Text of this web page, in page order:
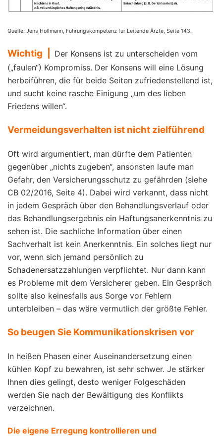
Quelle: Jens Hollmann, Führungskompetenz für Leitende Ärzte, Seite 143.
Wichtig |
Der Konsens ist zu unterscheiden vom
(„faulen“) Kompromiss. Der Konsens will eine Lösung
herbeiführen, die für beide Seiten zufriedenstellend ist,
und sucht keine rasche Einigung „um des lieben
Friedens willen“.
Vermeidungsverhalten ist nicht zielführend
Oft wird argumentiert, man dürfte dem Patienten
gegenüber „nichts zugeben“, ansonsten laufe man
Gefahr, den Versicherungsschutz zu gefährden (siehe
CB 02/2016, Seite 4). Dabei wird verkannt, dass nicht
in jedem Gespräch über den Behandlungsverlauf oder
das Behandlungsergebnis ein Haftungsanerkenntnis zu
sehen ist. Die sachliche Information über einen
Sachverhalt ist kein Anerkenntnis. Ein solches liegt nur
vor, wenn sich jemand persönlich zu
Schadenersatzzahlungen verpflichtet. Nur dann kann
es Probleme mit dem Versicherer geben. Ein Gespräch
sollte also keinesfalls aus Sorge vor Fehlern
unterbleiben – das wäre vermutlich der größte Fehler.
So beugen Sie Kommunikationskrisen vor
In heißen Phasen einer Auseinandersetzung einen
kühlen Kopf zu bewahren, ist sehr schwer. Je stärker
Ihnen dies gelingt, desto weniger Folgeschäden
werden Sie nach der Bewältigung des Konflikts
verzeichnen.
Die eigene Erregung kontrollieren und